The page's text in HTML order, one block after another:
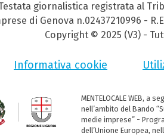
giornalistica registrata al
di Genova n.02437210996 -
Copyright © 2025 (V3) -
Informativa cookie
MENTELOCALE WEB,
nell’ambito del Bando
medie imprese” -
dell’Unione Europea,